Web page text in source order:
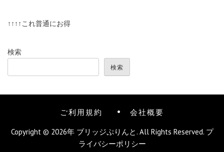
↑↑↑↑これ普通にお得
検索
検索
ご利用規約 会社概要
Copyright © 2026年 ブリッジぷりんと. All Rights Reserved. プ
ライバシーポリシー